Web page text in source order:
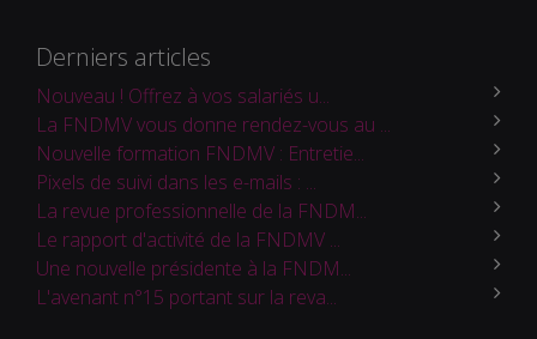
Derniers articles
Nouveau ! Offrez à vos salariés u...
La FNDMV vous donne rendez-vous au ...
Nouvelle formation FNDMV : Entretie...
Pixels de suivi dans les e-mails : ...
La revue professionnelle de la FNDM...
Le rapport d'activité de la FNDMV ...
Une nouvelle présidente à la FNDM...
L'avenant n°15 portant sur la reva...